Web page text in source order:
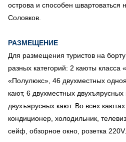
острова и способен швартоваться
Соловков.
РАЗМЕЩЕНИЕ
Для размещения туристов на
разных категорий: 2 каюты класса
«Полулюкс», 46 двухместных
кают, 6 двухместных
двухъярусных кают. Во всех
кондиционер, холодильник,
сейф, обзорное окно, розетка 220V.